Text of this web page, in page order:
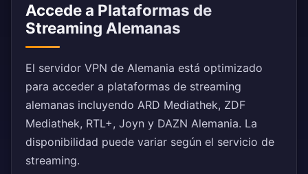
Accede a Plataformas de
Streaming Alemanas
El servidor VPN de Alemania está optimizado
para acceder a plataformas de streaming
alemanas incluyendo ARD Mediathek, ZDF
Mediathek, RTL+, Joyn y DAZN Alemania. La
disponibilidad puede variar según el servicio de
streaming.